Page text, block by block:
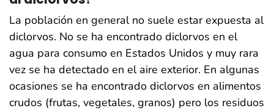
La población en general no suele estar expuesta al
diclorvos. No se ha encontrado diclorvos en el
agua para consumo en Estados Unidos y muy rara
vez se ha detectado en el aire exterior. En algunas
ocasiones se ha encontrado diclorvos en alimentos
crudos (frutas, vegetales, granos) pero los residuos